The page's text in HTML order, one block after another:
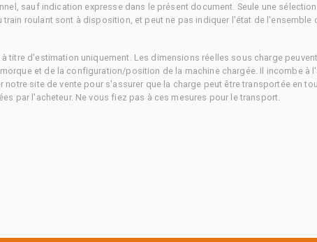
sauf indication expresse dans le présent document. Seule une
roulant sont à disposition, et peut ne pas indiquer l'état de l'ensemble
titre d'estimation uniquement. Les dimensions réelles sous charge
et de la configuration/position de la machine chargée. Il incombe à
notre site de vente pour s'assurer que la charge peut être transportée en
par l'acheteur. Ne vous fiez pas à ces mesures pour le transport.